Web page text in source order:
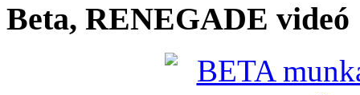
Beta, RENEGADE videó